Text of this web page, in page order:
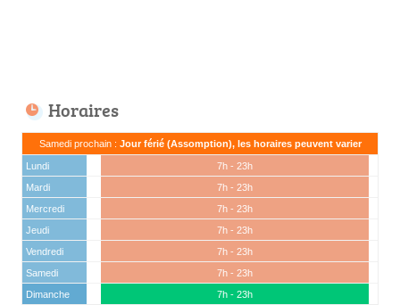
Horaires
Samedi prochain : Jour férié (Assomption), les horaires peuvent varier
Lundi
7h - 23h
Mardi
7h - 23h
Mercredi
7h - 23h
Jeudi
7h - 23h
Vendredi
7h - 23h
Samedi
7h - 23h
Dimanche
7h - 23h